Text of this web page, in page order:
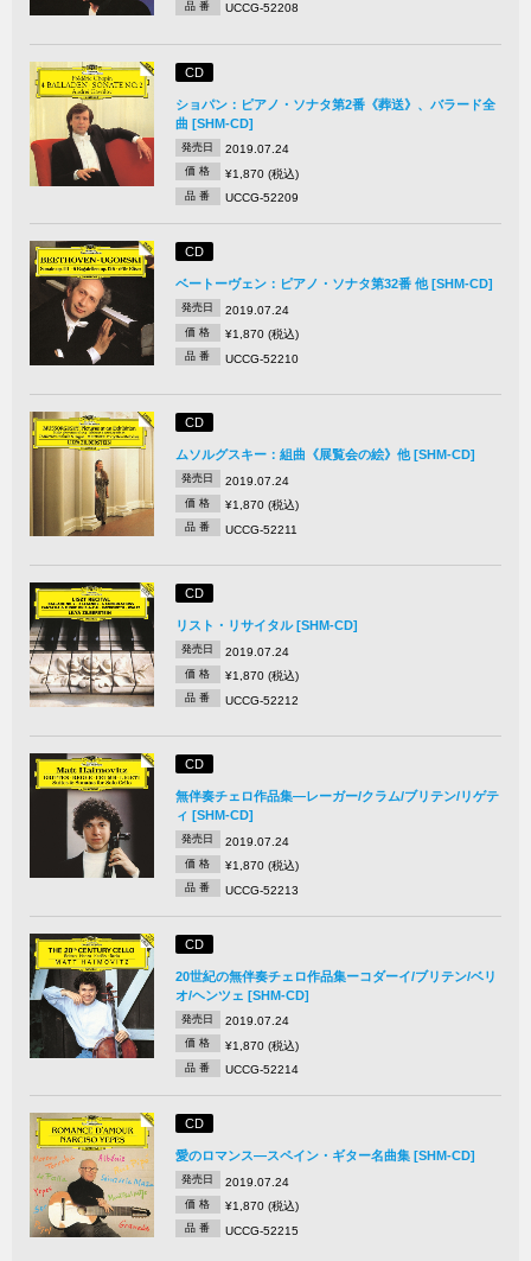
品 番 UCCG-52208
CD
ショパン：ピアノ・ソナタ第2番《葬送》、バラード全
曲 [SHM-CD]
発売日 2019.07.24
価 格 ¥1,870 (税込)
品 番 UCCG-52209
CD
ベートーヴェン：ピアノ・ソナタ第32番 他 [SHM-CD]
発売日 2019.07.24
価 格 ¥1,870 (税込)
品 番 UCCG-52210
CD
ムソルグスキー：組曲《展覧会の絵》他 [SHM-CD]
発売日 2019.07.24
価 格 ¥1,870 (税込)
品 番 UCCG-52211
CD
リスト・リサイタル [SHM-CD]
発売日 2019.07.24
価 格 ¥1,870 (税込)
品 番 UCCG-52212
CD
無伴奏チェロ作品集―レーガー/クラム/ブリテン/リゲテ
ィ [SHM-CD]
発売日 2019.07.24
価 格 ¥1,870 (税込)
品 番 UCCG-52213
CD
20世紀の無伴奏チェロ作品集ーコダーイ/ブリテン/ベリ
オ/ヘンツェ [SHM-CD]
発売日 2019.07.24
価 格 ¥1,870 (税込)
品 番 UCCG-52214
CD
愛のロマンス―スペイン・ギター名曲集 [SHM-CD]
発売日 2019.07.24
価 格 ¥1,870 (税込)
品 番 UCCG-52215